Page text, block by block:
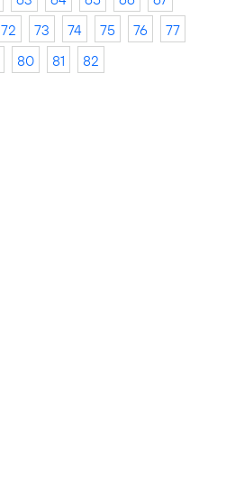
72 73 74 75 76
77
80 81 82